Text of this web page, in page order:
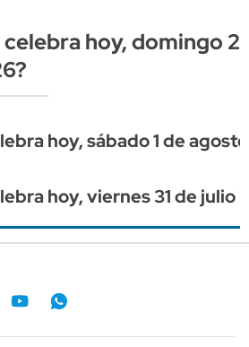
hoy, domingo 2
hoy, sábado 1 de
hoy, viernes 31 de julio